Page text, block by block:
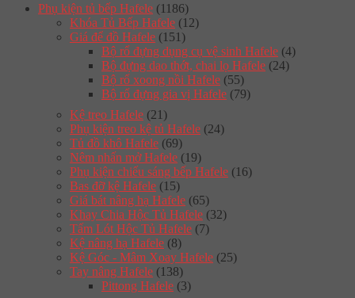
Phụ kiện tủ bếp Hafele (1186)
Khóa Tủ Bếp Hafele (12)
Giá để đồ Hafele (151)
Bộ rổ đựng dụng cụ vệ sinh Hafele (4)
Bộ đựng dao thớt, chai lọ Hafele (24)
Bộ rổ xoong nồi Hafele (55)
Bộ rổ đựng gia vị Hafele (79)
Kệ treo Hafele (21)
Phụ kiện treo kệ tủ Hafele (24)
Tủ đồ khô Hafele (69)
Nêm nhấn mở Hafele (19)
Phụ kiện chiếu sáng bếp Hafele (16)
Bas đỡ kệ Hafele (15)
Giá bát nâng hạ Hafele (65)
Khay Chia Hộc Tủ Hafele (32)
Tấm Lót Hộc Tủ Hafele (7)
Kệ nâng hạ Hafele (8)
Kệ Góc - Mâm Xoay Hafele (25)
Tay nâng Hafele (138)
Pittong Hafele (3)